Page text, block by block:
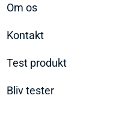
Om os
Kontakt
Test produkt
Bliv tester